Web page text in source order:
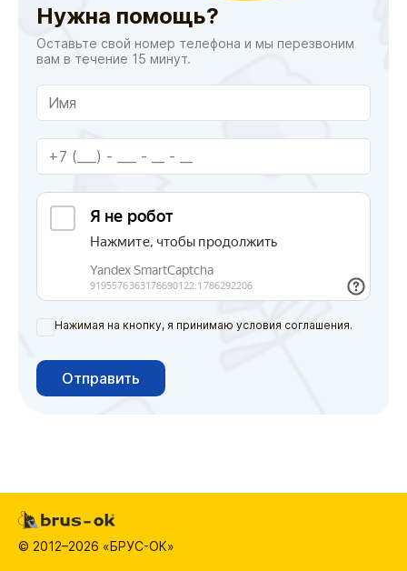
Нужна помощь?
Оставьте свой номер телефона и мы перезвоним
вам в течение 15 минут.
Нажимая на кнопку, я принимаю условия соглашения.
Отправить
© 2012–2026 «БРУС-ОК»